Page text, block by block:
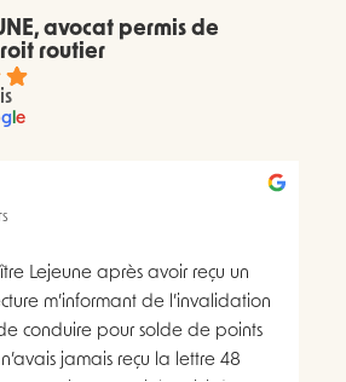
avocat permis de
routier
g e
Lejeune après avoir reçu un
m’informant de l’invalidation
conduire pour solde de points
jamais reçu la lettre 48